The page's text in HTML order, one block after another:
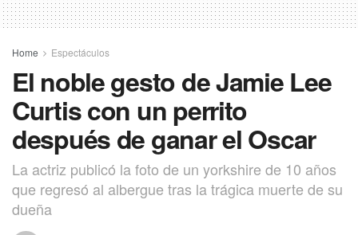
Home Espectáculos
El noble gesto de Jamie Lee
Curtis con un perrito
después de ganar el Oscar
La actriz publicó la foto de un yorkshire de 10 años
que regresó al albergue tras la trágica muerte de su
dueña